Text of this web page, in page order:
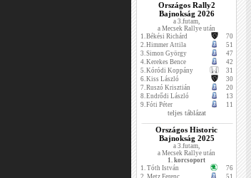
Országos Rally2
Bajnokság 2026
a 3.futam,
a Mecsek Rallye után
1.Békési Richárd
70
2.Himmer Attila
51
3.Simon György
47
4.Kerekes Bence
42
5.Kóródi Koppány
31
6.Kiss László
30
7.Ruszó Krisztián
20
8.Endrődi László
13
9.Fóti Péter 11
teljes táblázat
Országos Historic
Bajnokság 2025
a 3.futam,
a Mecsek Rallye után
1. korcsoport
1. Tóth István
76
2. Metz Ferenc 51